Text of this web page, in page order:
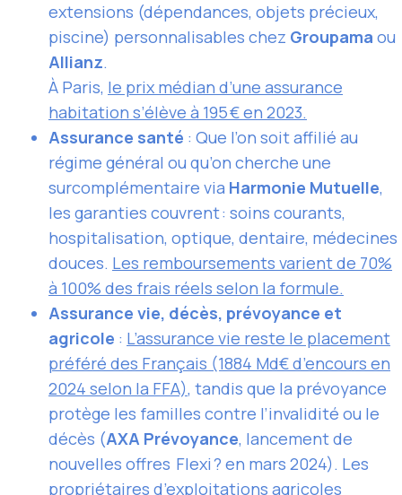
extensions (dépendances, objets précieux,
piscine) personnalisables chez Groupama ou
Allianz.
À Paris, le prix médian d’une assurance
habitation s’élève à 195 € en 2023.
Assurance santé : Que l’on soit affilié au
régime général ou qu’on cherche une
surcomplémentaire via Harmonie Mutuelle,
les garanties couvrent : soins courants,
hospitalisation, optique, dentaire, médecines
douces. Les remboursements varient de 70%
à 100% des frais réels selon la formule.
Assurance vie, décès, prévoyance et
agricole : L’assurance vie reste le placement
préféré des Français (1884 Md€ d’encours en
2024 selon la FFA), tandis que la prévoyance
protège les familles contre l’invalidité ou le
décès (AXA Prévoyance, lancement de
nouvelles offres Flexi ? en mars 2024). Les
propriétaires d’exploitations agricoles